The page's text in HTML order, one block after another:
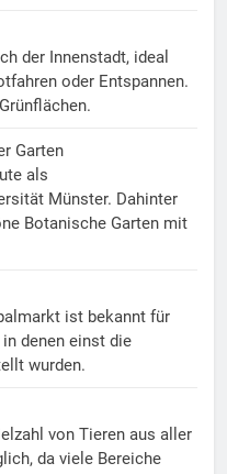
der Innenstadt, ideal
oder Entspannen.
Garten
als
Münster. Dahinter
Botanische Garten mit
ist bekannt für
denen einst die
wurden.
von Tieren aus aller
da viele Bereiche